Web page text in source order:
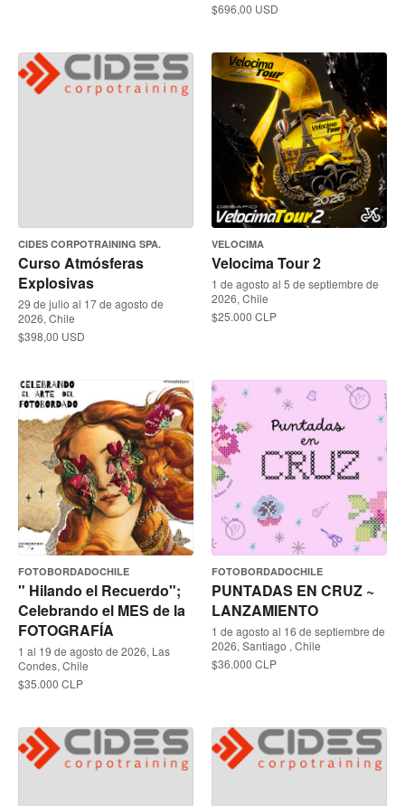
$696,00 USD
CIDES CORPOTRAINING SPA.
Curso Atmósferas
Explosivas
29 de julio al 17 de agosto de
2026, Chile
$398,00 USD
VELOCIMA
Velocima Tour 2
1 de agosto al 5 de septiembre de
2026, Chile
$25.000 CLP
FOTOBORDADOCHILE
" Hilando el Recuerdo";
Celebrando el MES de la
FOTOGRAFÍA
1 al 19 de agosto de 2026, Las
Condes, Chile
$35.000 CLP
FOTOBORDADOCHILE
PUNTADAS EN CRUZ ~
LANZAMIENTO
1 de agosto al 16 de septiembre de
2026, Santiago , Chile
$36.000 CLP